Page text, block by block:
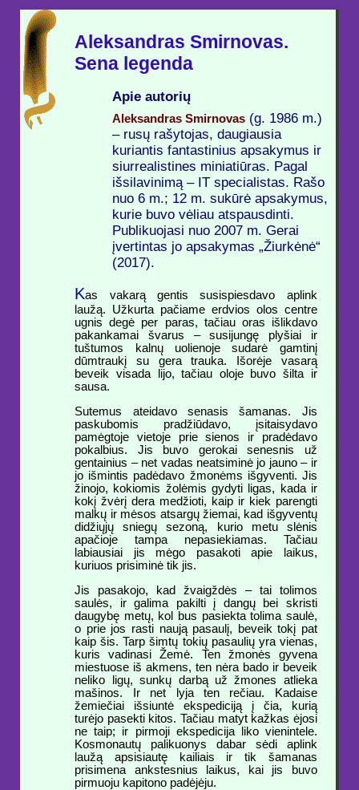
Aleksandras Smirnovas.
Sena legenda
Apie autorių
Aleksandras Smirnovas(g. 1986 m.)
– rusų rašytojas, daugiausia
kuriantis fantastinius apsakymus ir
siurrealistines miniatiūras. Pagal
išsilavinimą – IT specialistas. Rašo
nuo 6 m.; 12 m. sukūrė apsakymus,
kurie buvo vėliau atspausdinti.
Publikuojasi nuo 2007 m. Gerai
įvertintas jo apsakymas „Žiurkėnė“
(2017).
Kas vakarą gentis susispiesdavo aplink
laužą. Užkurta pačiame erdvios olos centre
ugnis degė per paras, tačiau oras išlikdavo
pakankamai švarus – susijungę plyšiai ir
tuštumos kalnų uolienoje sudarė gamtinį
dūmtraukį su gera trauka. Išorėje vasarą
beveik visada lijo, tačiau oloje buvo šilta ir
sausa.
Sutemus ateidavo senasis šamanas. Jis
paskubomis pradžiūdavo, įsitaisydavo
pamėgtoje vietoje prie sienos ir pradėdavo
pokalbius. Jis buvo gerokai senesnis už
gentainius – net vadas neatsiminė jo jauno – ir
jo išmintis padėdavo žmonėms išgyventi. Jis
žinojo, kokiomis žolėmis gydyti ligas, kada ir
kokį žvėrį dera medžioti, kaip ir kiek parengti
malkų ir mėsos atsargų žiemai, kad išgyventų
didžiųjų sniegų sezoną, kurio metu slėnis
apačioje tampa nepasiekiamas. Tačiau
labiausiai jis mėgo pasakoti apie laikus,
kuriuos prisiminė tik jis.
Jis pasakojo, kad žvaigždės – tai tolimos
saulės, ir galima pakilti į dangų bei skristi
daugybę metų, kol bus pasiekta tolima saulė,
o prie jos rasti naują pasaulį, beveik tokį pat
kaip šis. Tarp šimtų tokių pasaulių yra vienas,
kuris vadinasi Žemė. Ten žmonės gyvena
miestuose iš akmens, ten nėra bado ir beveik
neliko ligų, sunkų darbą už žmones atlieka
mašinos. Ir net lyja ten rečiau. Kadaise
žemiečiai išsiuntė ekspediciją į čia, kurią
turėjo pasekti kitos. Tačiau matyt kažkas ėjosi
ne taip; ir pirmoji ekspedicija liko vienintele.
Kosmonautų palikuonys dabar sėdi aplink
laužą apsisiautę kailiais ir tik šamanas
prisimena ankstesnius laikus, kai jis buvo
pirmuoju kapitono padėjėju.